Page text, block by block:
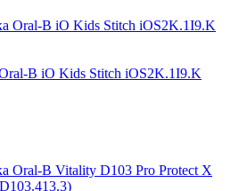
B iO Kids Stitch iOS2K.1I9.K